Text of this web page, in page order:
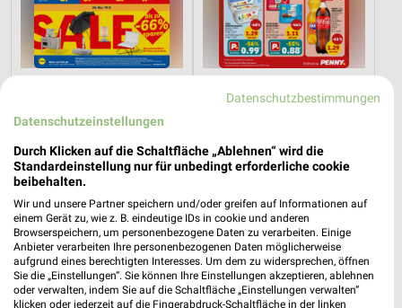
Gültig ab Mo. 10.08.
Angebote ab 03.08.
XXXLutz XXXLutz
Datenschutzbestimmungen
Datenschutzeinstellungen
Durch Klicken auf die Schaltfläche „Ablehnen“ wird die
Standardeinstellung nur für unbedingt erforderliche cookie
beibehalten.
Wir und unsere Partner speichern und/oder greifen auf Informationen auf
einem Gerät zu, wie z. B. eindeutige IDs in cookie und anderen
Browserspeichern, um personenbezogene Daten zu verarbeiten. Einige
Anbieter verarbeiten Ihre personenbezogenen Daten möglicherweise
aufgrund eines berechtigten Interesses. Um dem zu widersprechen, öffnen
Sie die „Einstellungen“. Sie können Ihre Einstellungen akzeptieren, ablehnen
oder verwalten, indem Sie auf die Schaltfläche „Einstellungen verwalten“
klicken oder jederzeit auf die Fingerabdruck-Schaltfläche in der linken